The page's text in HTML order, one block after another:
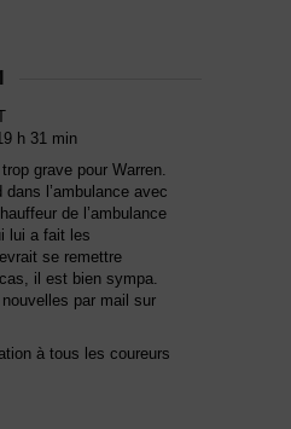
h 31 min
grave pour Warren.
l’ambulance avec
de l’ambulance
lui a fait les
se remettre
il est bien sympa.
par mail sur
à tous les coureurs